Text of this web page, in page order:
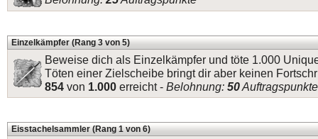
Einzelkämpfer (Rang 3 von 5)
Beweise dich als Einzelkämpfer und töte 1.000
Töten einer Zielscheibe bringt dir aber keinen
854 von 1.000 erreicht - Belohnung: 50Auftragspunkte
Eisstachelsammler (Rang 1 von 6)